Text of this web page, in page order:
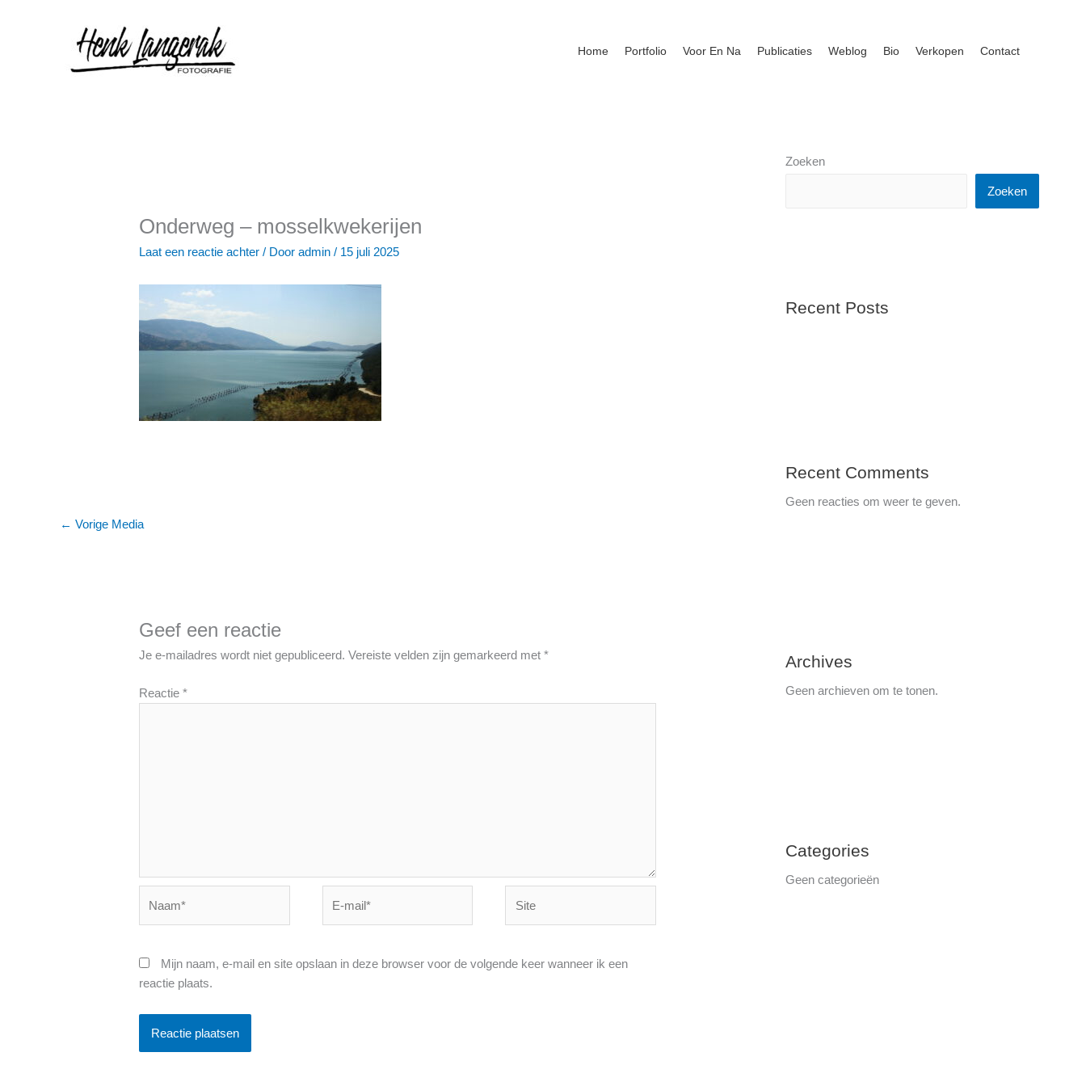
Home Portfolio Voor En Na Publicaties Weblog Bio Verkopen Contact
Onderweg – mosselkwekerijen
Laat een reactie achter / Dooradmin/ 15 juli 2025
← Vorige Media
Geef een reactie
Je e-mailadres wordt niet gepubliceerd. Vereiste velden zijn gemarkeerd met*
Reactie*
mail*
Mijn naam, e-mail en site opslaan in deze browser voor de volgende keer wanneer ik een
reactie plaats.
Zoeken
Zoeken
Recent Posts
Recent Comments
Geen reacties om weer te geven.
Archives
Geen archieven om te tonen.
Categories
Geen categorieën